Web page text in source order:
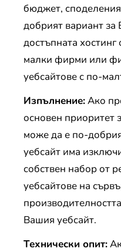
бюджет,
добрият вариант за
достъпната
малки фирми или
уебсайтове с по-
Изпълнение:Ако
основен приоритет
може да е по-
уебсайт има
собствен набор от
уебсайтове на
Вашия уебсайт.
Технически опит: